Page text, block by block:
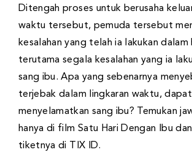
Ditengah proses untuk berusaha
waktu tersebut, pemuda tersebut
kesalahan yang telah ia lakukan dalam
terutama segala kesalahan yang ia
sang ibu. Apa yang sebenarnya
terjebak dalam lingkaran waktu,
menyelamatkan sang ibu? Temukan
hanya di film Satu Hari Dengan Ibu
tiketnya di TIX ID.